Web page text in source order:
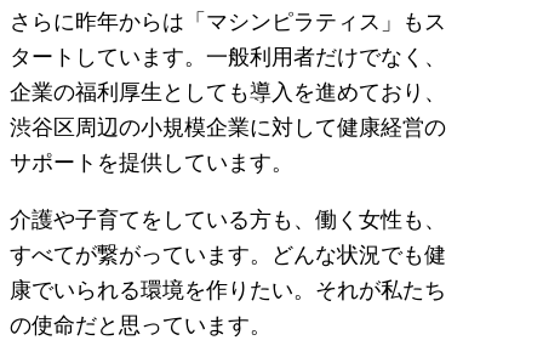
さらに昨年からは「マシンピラティス」もス
タートしています。一般利用者だけでなく、
企業の福利厚生としても導入を進めており、
渋谷区周辺の小規模企業に対して健康経営の
サポートを提供しています。
介護や子育てをしている方も、働く女性も、
すべてが繋がっています。どんな状況でも健
康でいられる環境を作りたい。それが私たち
の使命だと思っています。